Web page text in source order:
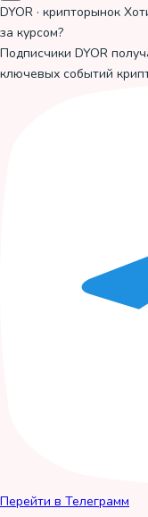
DYOR · крипторынок
за курсом?
Подписчики DYOR
ключевых событий
Перейти в Телеграмм